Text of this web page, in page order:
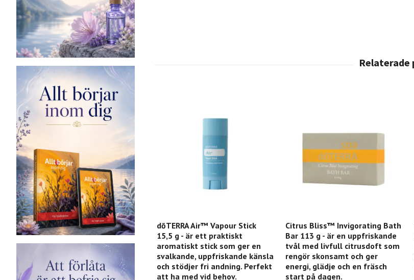
dōTERRA Air™ Vapour Stick
15,5 g - är ett praktiskt
aromatiskt stick som ger en
svalkande, uppfriskande känsla
och stödjer fri andning. Perfekt
att ha med vid behov.
Citrus Bliss™ Invigorating Bath
Bar 113 g - är en uppfriskande
tvål med livfull citrusdoft som
rengör skonsamt och ger
energi, glädje och en fräsch
start på dagen.